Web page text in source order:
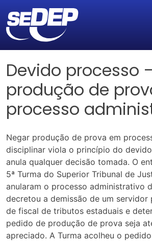
Devido processo
produção de
processo
Negar produção de prova em
disciplinar viola o princípio do
anula qualquer decisão tomada. O
5ª Turma do Superior Tribunal de
anularam o processo administrativo
decretou a demissão de um
de fiscal de tributos estaduais e
pedido de produção de prova seja
apreciado. A Turma acolheu o